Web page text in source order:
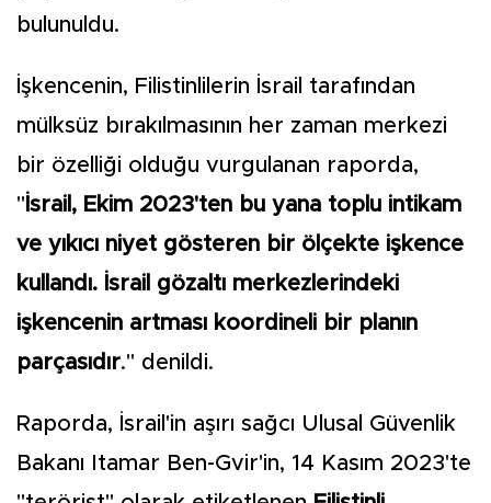
bulunuldu.
İşkencenin, Filistinlilerin İsrail tarafından
mülksüz bırakılmasının her zaman merkezi
bir özelliği olduğu vurgulanan raporda,
" İsrail, Ekim 2023'ten bu yana toplu intikam
ve yıkıcı niyet gösteren bir ölçekte işkence
kullandı. İsrail gözaltı merkezlerindeki
işkencenin artması koordineli bir planın
parçasıdır." denildi.
Raporda, İsrail'in aşırı sağcı Ulusal Güvenlik
Bakanı Itamar Ben-Gvir'in, 14 Kasım 2023'te